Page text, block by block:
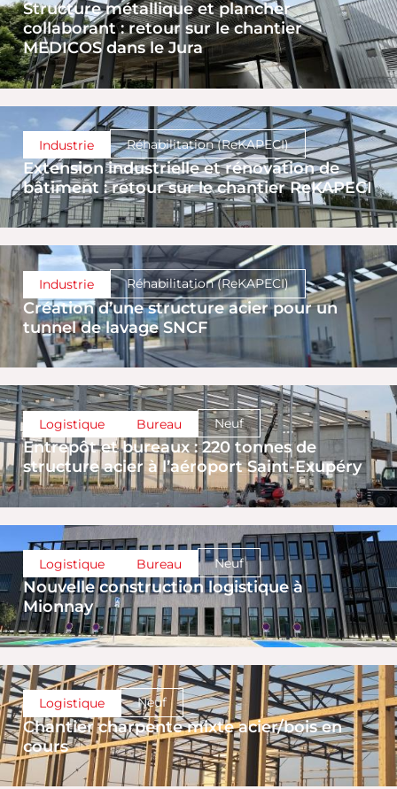
Structure métallique et plancher
collaborant : retour sur le chantier
MEDICOS dans le Jura
Industrie Réhabilitation (ReKAPECI)
Extension industrielle et rénovation de
bâtiment : retour sur le chantier ReKAPECI
Industrie Réhabilitation (ReKAPECI)
Création d’une structure acier pour un
tunnel de lavage SNCF
Logistique Bureau Neuf
Entrepôt et bureaux : 220 tonnes de
structure acier à l’aéroport Saint-Exupéry
Logistique Bureau Neuf
Nouvelle construction logistique à
Mionnay
Logistique Neuf
Chantier charpente mixte acier/bois en
cours